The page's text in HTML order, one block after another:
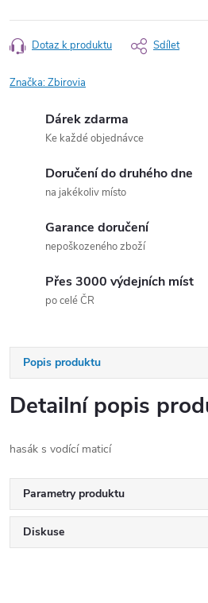
Dotaz k produktu Sdílet
Značka:Zbirovia
Dárek zdarma
Ke každé objednávce
Doručení do druhého dne
na jakékoliv místo
Garance doručení
nepoškozeného zboží
Přes 3000 výdejních míst
po celé ČR
Popis produktu
Detailní popis
hasák s vodící maticí
Parametry produktu
Diskuse